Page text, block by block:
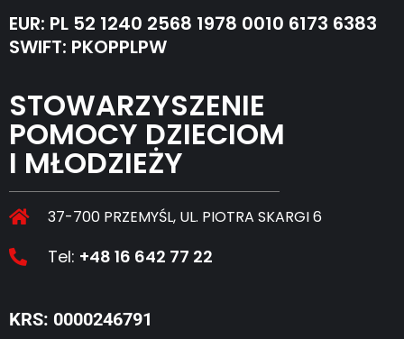
EUR: PL 52 1240 2568 1978 0010 6173 6383
SWIFT: PKOPPLPW
STOWARZYSZENIE
POMOCY DZIECIOM
I MŁODZIEŻY
37-700 PRZEMYŚL, UL. PIOTRA SKARGI 6
Tel: +48 16 642 77 22
KRS: 0000246791